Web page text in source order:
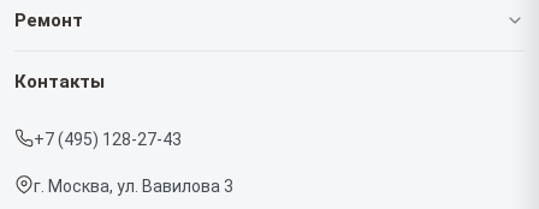
О нашем сервисе
Срочный ремонт
Доставка и способы оплаты
Ремонт
Роботов-пылесосов
Контакты
+7 (495) 128-27-43
г. Москва, ул. Вавилова 3